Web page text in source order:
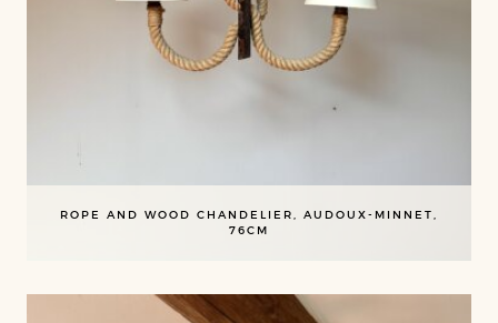
ROPE AND WOOD CHANDELIER, AUDOUX-MINNET,
76CM